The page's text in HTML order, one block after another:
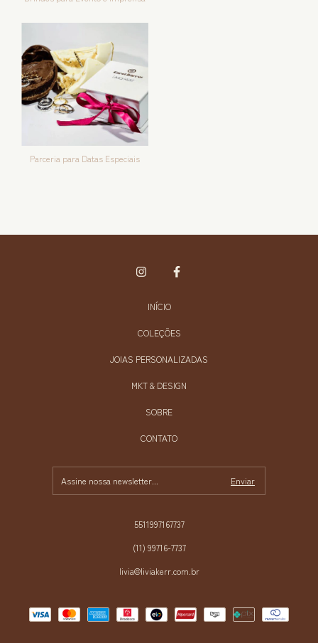
Parceria para Datas Especiais
INÍCIO
COLEÇÕES
JOIAS PERSONALIZADAS
MKT & DESIGN
SOBRE
CONTATO
5511997167737
(11) 99716-7737
livia@liviakerr.com.br